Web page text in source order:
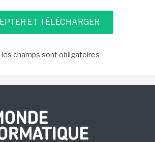
les champs sont obligatoires